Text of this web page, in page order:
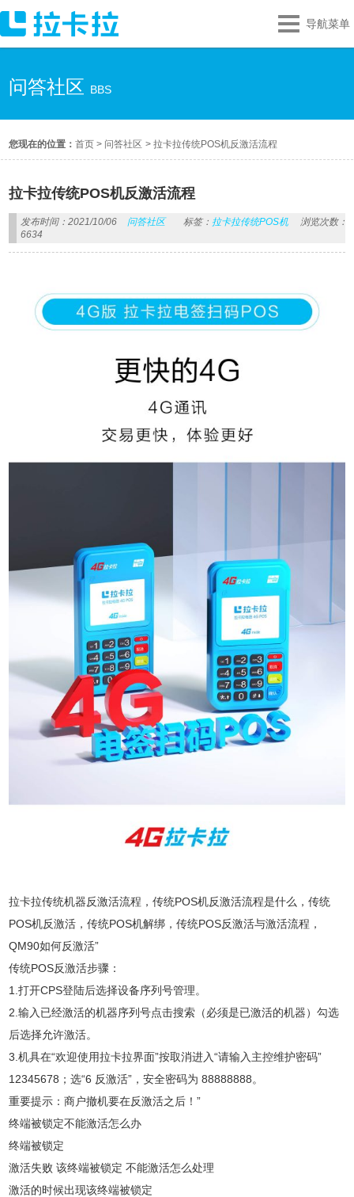
导航菜单
问答社区 BBS
您现在的位置：首页 > 问答社区 >拉卡拉传统POS机反激活流程
拉卡拉传统POS机反激活流程
发布时间：2021/10/06 问答社区 标签： 拉卡拉传统POS机
浏览次数：
6634
拉卡拉传统机器反激活流程，传统POS机反激活流程是什么，传统
POS机反激活，传统POS机解绑，传统POS反激活与激活流程，
QM90如何反激活”
传统POS反激活步骤：
1.打开CPS登陆后选择设备序列号管理。
2.输入已经激活的机器序列号点击搜索（必须是已激活的机器）勾选
后选择允许激活。
3.机具在“欢迎使用拉卡拉界面”按取消进入“请输入主控维护密码”
12345678；选“6 反激活”，安全密码为 88888888。
重要提示：商户撤机要在反激活之后！”
终端被锁定不能激活怎么办
终端被锁定
激活失败 该终端被锁定 不能激活怎么处理
激活的时候出现该终端被锁定